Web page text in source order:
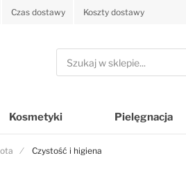
Czas dostawy Koszty dostawy
Szukaj
Kosmetyki Pielęgnacja
Czystość i higiena